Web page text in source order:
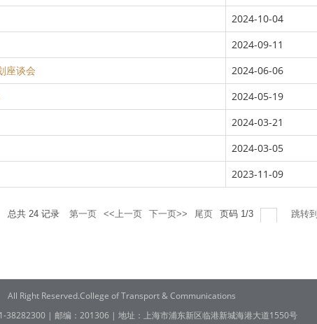
2024-10-04
2024-09-11
座谈会
2024-06-06
2024-05-19
2024-03-21
2024-03-05
2023-11-09
总共 24 记录 第一页 <<上一页 下一页>> 尾页 页码 1/3 跳转到
All Right Reserved.College of Transport & Communications
38282300 | 邮编：201306 | 地址：上海市浦东新区临港新城海港大道1550号